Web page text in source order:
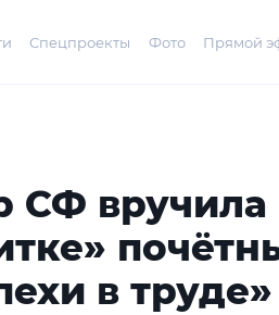
Спецпроекты Фото Прямой
СФ вручила
в труде»